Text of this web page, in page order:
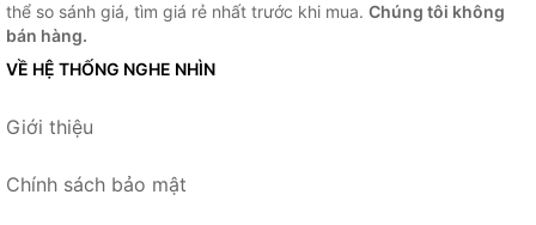
thể so sánh giá, tìm giá rẻ nhất trước khi mua. Chúng tôi không
bán hàng.
VỀ HỆ THỐNG NGHE NHÌN
Giới thiệu
Chính sách bảo mật